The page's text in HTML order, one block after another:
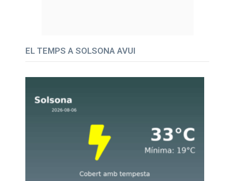
EL TEMPS A SOLSONA AVUI